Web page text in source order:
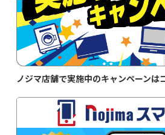
ノジマ店舗で実施中のキャンペーンは